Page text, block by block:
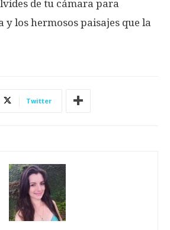
de tu cámara para
los hermosos paisajes que la
Twitter